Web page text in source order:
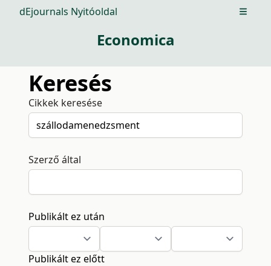
dEjournals Nyitóoldal Open
Economica
Keresés
Cikkek keresése
Szerző által
Publikált ez után
Publikált ez előtt